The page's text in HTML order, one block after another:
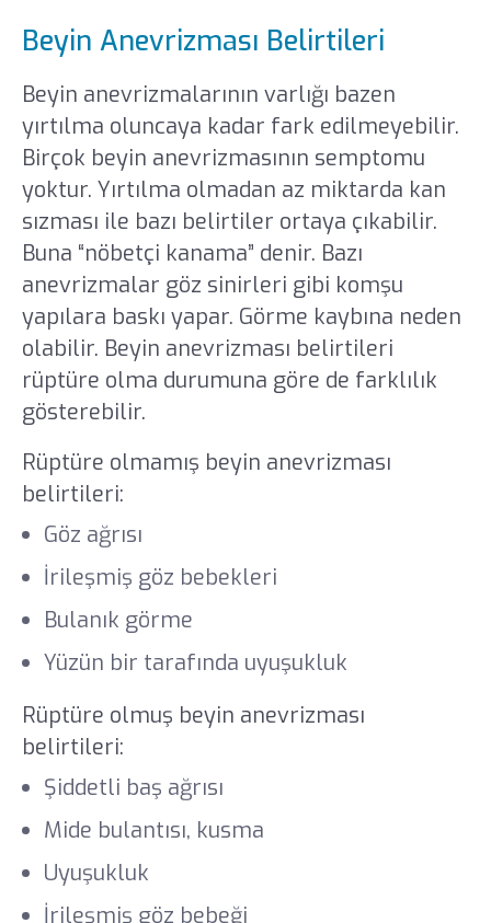
Beyin Anevrizması Belirtileri
Beyin anevrizmalarının varlığı bazen
yırtılma oluncaya kadar fark edilmeyebilir.
Birçok beyin anevrizmasının semptomu
yoktur. Yırtılma olmadan az miktarda kan
sızması ile bazı belirtiler ortaya çıkabilir.
Buna “nöbetçi kanama” denir. Bazı
anevrizmalar göz sinirleri gibi komşu
yapılara baskı yapar. Görme kaybına neden
olabilir. Beyin anevrizması belirtileri
rüptüre olma durumuna göre de farklılık
gösterebilir.
Rüptüre olmamış beyin anevrizması
belirtileri:
Göz ağrısı
İrileşmiş göz bebekleri
Bulanık görme
Yüzün bir tarafında uyuşukluk
Rüptüre olmuş beyin anevrizması
belirtileri:
Şiddetli baş ağrısı
Mide bulantısı, kusma
Uyuşukluk
İrileşmiş göz bebeği